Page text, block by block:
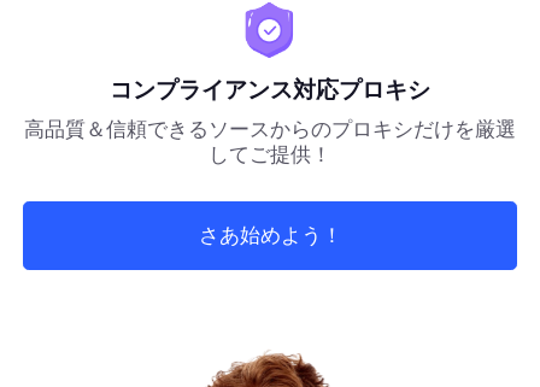
コンプライアンス対応プロキシ
高品質＆信頼できるソースからのプロキシだけを厳選
してご提供！
さあ始めよう！